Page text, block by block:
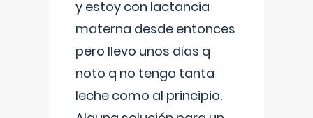
y estoy con lactancia
materna desde entonces
pero llevo unos días q
noto q no tengo tanta
leche como al principio.